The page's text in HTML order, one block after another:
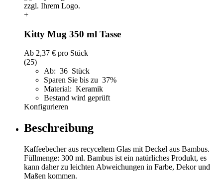
+
Kitty Mug 350 ml Tasse
Ab 2,37 € pro Stück
(25)
Ab: 36 Stück
Sparen Sie bis zu 37%
Material: Keramik
Bestand wird geprüft
Konfigurieren
Beschreibung
Kaffeebecher aus recyceltem Glas mit Deckel aus Bambus.
Füllmenge: 300 ml. Bambus ist ein natürliches Produkt, es
kann daher zu leichten Abweichungen in Farbe, Dekor und
Maßen kommen.